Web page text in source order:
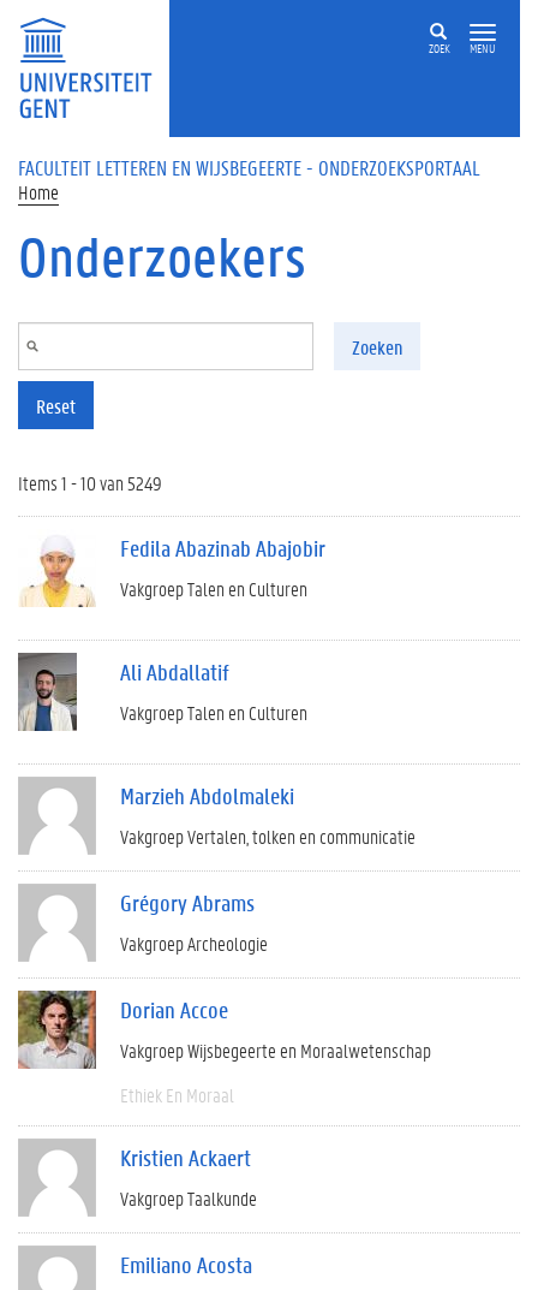
Overslaan en naar de inhoud gaan
ZOEK MENU
FACULTEIT LETTEREN EN WIJSBEGEERTE - ONDERZOEKSPORTAAL
Home
Onderzoekers
Zoeken
Reset
Items 1 - 10 van 5249
Fedila Abazinab Abajobir
Vakgroep Talen en Culturen
Ali Abdallatif
Vakgroep Talen en Culturen
Marzieh Abdolmaleki
Vakgroep Vertalen, tolken en communicatie
Grégory Abrams
Vakgroep Archeologie
Dorian Accoe
Vakgroep Wijsbegeerte en Moraalwetenschap
Ethiek En Moraal
Kristien Ackaert
Vakgroep Taalkunde
Emiliano Acosta